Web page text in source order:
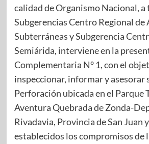
calidad de Organismo Nacional, a
Subgerencias Centro Regional de
Subterráneas y Subgerencia
Semiárida, interviene en la
Complementaria N° 1, con el
inspeccionar, informar y asesorar
Perforación ubicada en el Parque
Aventura Quebrada de Zonda-
Rivadavia, Provincia de San Juan
establecidos los compromisos de